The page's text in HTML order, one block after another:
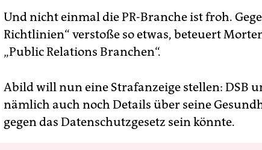
Und nicht einmal die PR-Branche ist froh.
Richtlinien“ verstoße so etwas, beteuert
„Public Relations Branchen“.
Abild will nun eine Strafanzeige stellen: DSB
nämlich auch noch Details über seine
gegen das Datenschutzgesetz sein könnte.